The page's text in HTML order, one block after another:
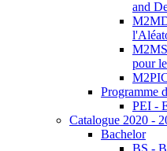
and
pour
Programme
PEI -
Catalogue 2020 -
Bachelor
BS -